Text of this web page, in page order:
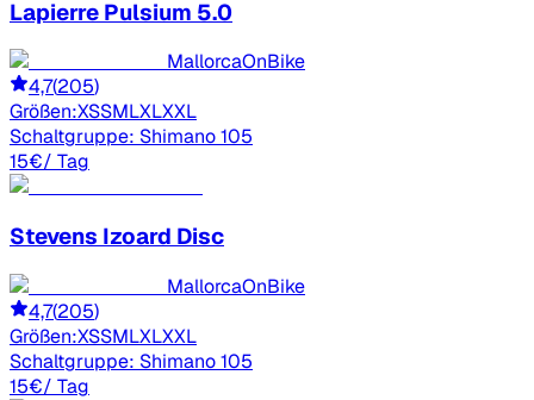
Lapierre Pulsium 5.0
MallorcaOnBike
4,7(205)
Größen:XSSMLXLXXL
Schaltgruppe: Shimano 105
15€/ Tag
Stevens Izoard Disc
MallorcaOnBike
4,7(205)
Größen:XSSMLXLXXL
Schaltgruppe: Shimano 105
15€/ Tag